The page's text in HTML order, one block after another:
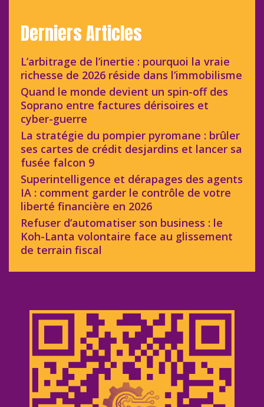
Derniers Articles
L’arbitrage de l’inertie : pourquoi la vraie
richesse de 2026 réside dans l’immobilisme
Quand le monde devient un spin-off des
Soprano entre factures dérisoires et
cyber-guerre
La stratégie du pompier pyromane : brûler
ses cartes de crédit desjardins et lancer sa
fusée falcon 9
Superintelligence et dérapages des agents
IA : comment garder le contrôle de votre
liberté financière en 2026
Refuser d’automatiser son business : le
Koh-Lanta volontaire face au glissement
de terrain fiscal